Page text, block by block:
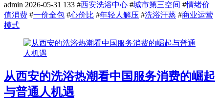
admin 2026-05-31 133 #西安洗浴中心 #城市第三空间 #情绪价
值消费 #一价全包 #心价比 #年轻人解压 #洗浴汗蒸 #商业运营
模式
从西安的洗浴热潮看中国服务消费的崛起
与普通人机遇